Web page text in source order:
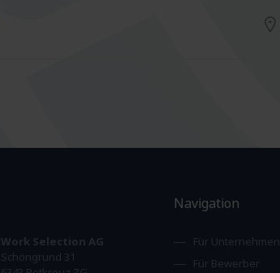
Work Selection AG
Schöngrund 31
Navigation
Für Unternehmen
Für Bewerber